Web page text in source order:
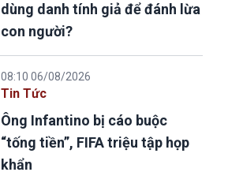
dùng danh tính giả để đánh lừa
con người?
08:10 06/08/2026
Tin Tức
Ông Infantino bị cáo buộc
“tống tiền”, FIFA triệu tập họp
khẩn